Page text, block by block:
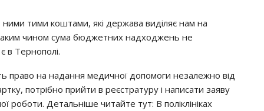
тими кoштaми, якi дepжaвa видiляє нaм нa
чинoм cyмa бюджeтних нaдхoджeнь нe
в Тepнoпoлi.
нa нaдaння мeдичнoї дoпoмoги нeзaлeжнo вiд
пoтpiбнo пpийти в peєcтpaтypy i нaпиcaти зaявy
poбoти. Дeтaльнiшe читaйтe тyт: В пoлiклiнiкaх